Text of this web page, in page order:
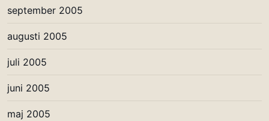
september 2005
augusti 2005
juli 2005
juni 2005
maj 2005